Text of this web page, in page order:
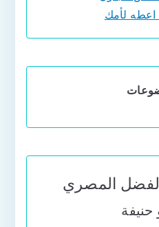
اعطه لأمك
المصري
حنيفة